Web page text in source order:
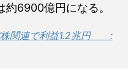
約6900億円になる。
株関連で利益1.2兆円 :